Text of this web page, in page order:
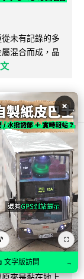
未有記錄的多
混合而成，晶
來是藝術
乘客誤以為有
×
⛶
文字版訪問 →